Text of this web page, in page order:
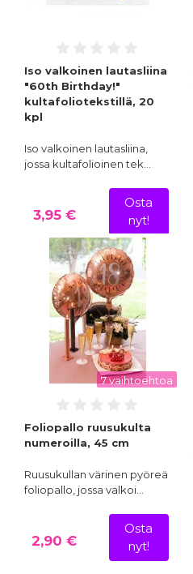
Iso valkoinen lautasliina
"60th Birthday!"
kultafoliotekstillä, 20
kpl
Iso valkoinen lautasliina,
jossa kultafolioinen tek…
3,95 €
Osta
nyt!
7 vaihtoehtoa
Foliopallo ruusukulta
numeroilla, 45 cm
Ruusukullan värinen pyöreä
foliopallo, jossa valkoi…
2,90 €
Osta
nyt!